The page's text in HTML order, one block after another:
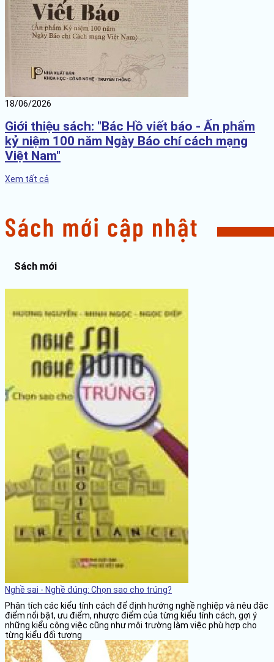
18/06/2026
Giới thiệu sách: "Bác Hồ viết báo - Ấn phẩm
kỷ niệm 100 năm Ngày Báo chí cách mạng
Việt Nam"
Xem tất cả
Sách mới
Nghề sai - Nghề đúng: Chọn sao cho trúng?
Phân tích các kiểu tính cách để định hướng nghề nghiệp và nêu đặc
điểm nổi bật, ưu điểm, nhược điểm của từng kiểu tính cách, gợi ý
những kiểu công việc cũng như môi trường làm việc phù hợp cho
từng kiểu đối tượng